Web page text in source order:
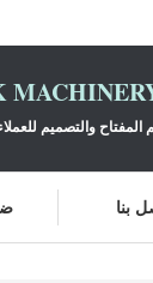
والتصميم
بنا